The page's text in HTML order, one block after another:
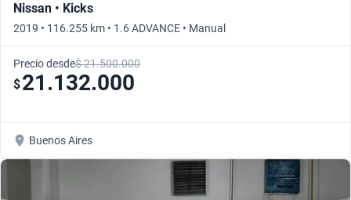
Nissan • Kicks
2019 • 116.255 km • 1.6 ADVANCE • Manual
Precio desde$ 21.500.000
$21.132.000
Buenos Aires